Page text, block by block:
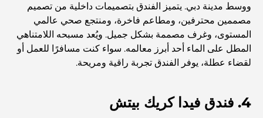
أفضل وجبات الإفطار في دبي: اختياراتي المفضلة لعام 2026
كيفية الحصول على قرض عقاري في دبي: الدليل الشامل
دبي
ووسط مدينة دبي. يتميز الفندق بتصميمات داخلية من تصميم
مصممين محترفين، ومطاعم فاخرة، ومنتجع صحي عالمي
المستوى، وغرف مصممة بشكل جميل. ويُعد مسبحه اللامتناهي
المطل على الماء أحد أبرز معالمه. سواء كنت مسافرًا للعمل أو
لقضاء عطلة، يوفر الفندق تجربة راقية ومريحة.
4. فندق فيدا كريك بيتش